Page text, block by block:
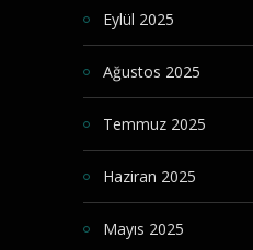
Eylül 2025
Ağustos 2025
Temmuz 2025
Haziran 2025
Mayıs 2025